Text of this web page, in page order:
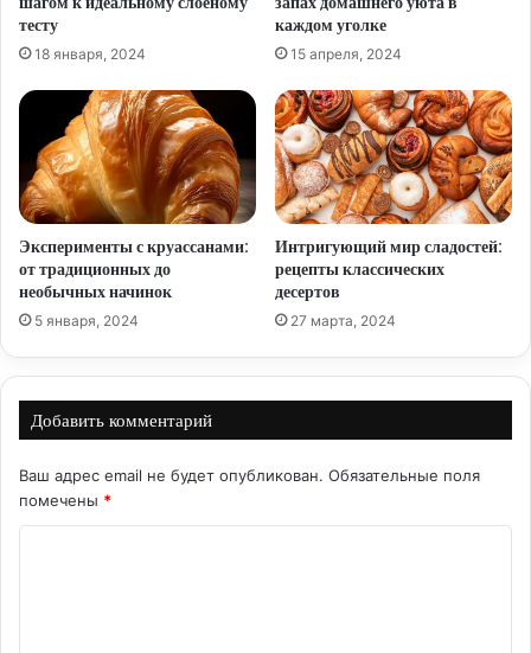
тесту
18 января, 2024
каждом уголке
15 апреля, 2024
Эксперименты с круассанами:
от традиционных до
необычных начинок
5 января, 2024
Интригующий мир сладостей:
рецепты классических
десертов
27 марта, 2024
Добавить комментарий
Ваш адрес email не будет опубликован. Обязательные поля
помечены *